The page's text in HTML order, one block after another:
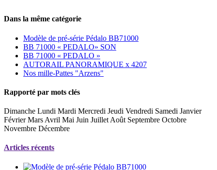
Dans la même catégorie
Modèle de pré-série Pédalo BB71000
BB 71000 « PEDALO» SON
BB 71000 « PEDALO »
AUTORAIL PANORAMIQUE x 4207
Nos mille-Pattes "Arzens"
Rapporté par mots clés
Dimanche Lundi Mardi Mercredi Jeudi Vendredi Samedi Janvier
Février Mars Avril Mai Juin Juillet Août Septembre Octobre
Novembre Décembre
Articles récents